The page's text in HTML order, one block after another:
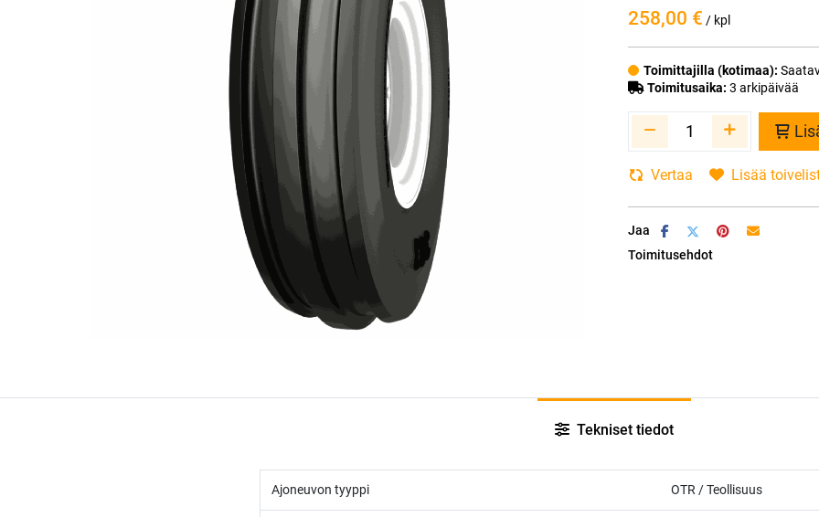
258,00 € / kpl
Toimittajilla (kotimaa):
Toimitusaika: 3 arkipäivää
Vertaa Lisää
Jaa
Toimitusehdot
Tekniset tiedot
Ajoneuvon tyyppi OTR / Teollisuus